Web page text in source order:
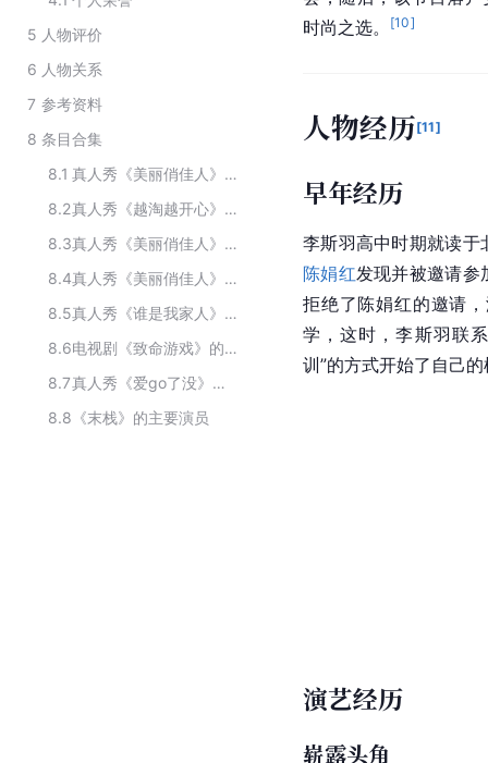
5 人物评价
6 人物关系
7 参考资料
8 条目合集
8.1
真人秀《美丽俏佳人》的主要演员
8.2
真人秀《越淘越开心》主要演员
8.3
真人秀《美丽俏佳人》主要演职员
8.4
真人秀《美丽俏佳人》的主要嘉宾
8.5
真人秀《谁是我家人》的演职人员
8.6
电视剧《致命游戏》的演职人员
8.7
真人秀《爱go了没》主要演员
8.8 《末栈》的主要演员
时尚之选。
[10]
人物经历[11]
早年经历
李斯羽高中时期就读于
陈娟红发现并被邀请参
拒绝了陈娟红的邀请
学，这时，李斯羽联
训”的方式开始了自己
演艺经历
崭露头角